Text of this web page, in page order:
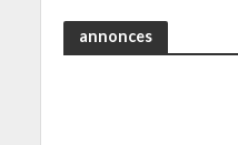
annonces